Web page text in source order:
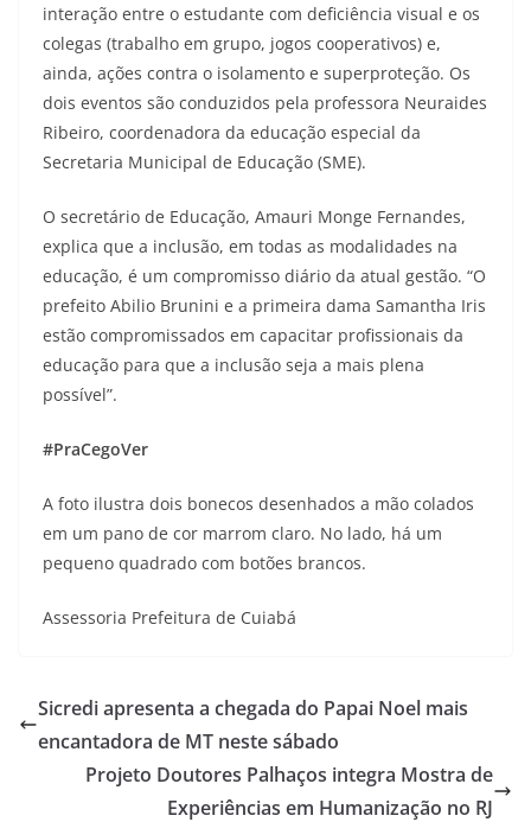
interação entre o estudante com deficiência visual e os
colegas (trabalho em grupo, jogos cooperativos) e,
ainda, ações contra o isolamento e superproteção. Os
dois eventos são conduzidos pela professora Neuraides
Ribeiro, coordenadora da educação especial da
Secretaria Municipal de Educação (SME).
O secretário de Educação, Amauri Monge Fernandes,
explica que a inclusão, em todas as modalidades na
educação, é um compromisso diário da atual gestão. “O
prefeito Abilio Brunini e a primeira dama Samantha Iris
estão compromissados em capacitar profissionais da
educação para que a inclusão seja a mais plena
possível”.
#PraCegoVer
A foto ilustra dois bonecos desenhados a mão colados
em um pano de cor marrom claro. No lado, há um
pequeno quadrado com botões brancos.
Assessoria Prefeitura de Cuiabá
Sicredi apresenta a chegada do Papai Noel mais
encantadora de MT neste sábado
Projeto Doutores Palhaços integra Mostra de
Experiências em Humanização no RJ